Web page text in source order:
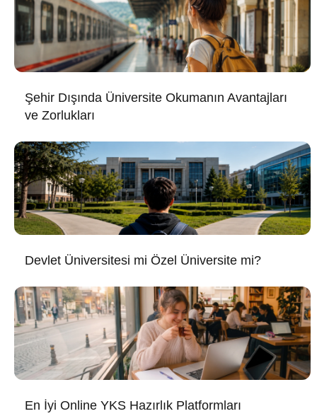
Şehir Dışında Üniversite Okumanın Avantajları
ve Zorlukları
Devlet Üniversitesi mi Özel Üniversite mi?
En İyi Online YKS Hazırlık Platformları